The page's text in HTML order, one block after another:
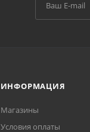
ИНФОРМАЦИЯ
Магазины
Условия оплаты